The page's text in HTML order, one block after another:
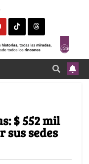
$ 552 mil
sedes